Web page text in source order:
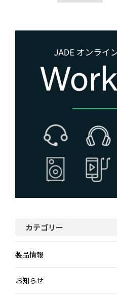
カテゴリー
製品情報
お知らせ